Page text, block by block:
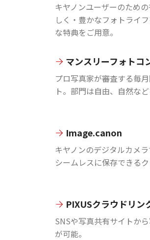
キヤノンユーザーのため
しく・豊かなフォトライ
な特典をご用意。
マンスリーフォトコ
プロ写真家が審査する毎
ト。部門は自由、自然など
Image.canon
キヤノンのデジタルカメ
シームレスに保存できるク
PIXUSクラウドリン
SNSや写真共有サイトか
が可能。